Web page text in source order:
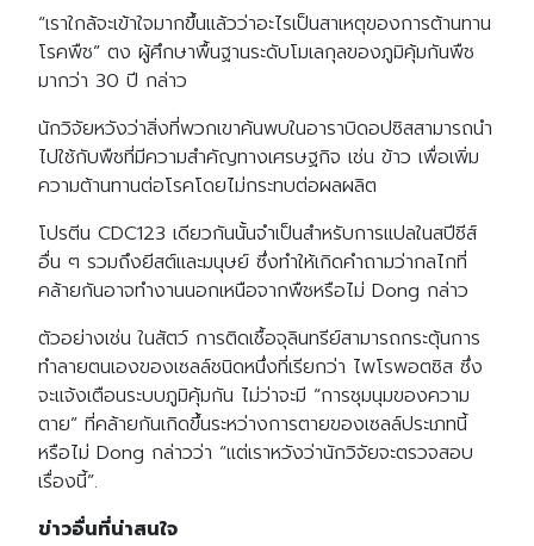
“เราใกล้จะเข้าใจมากขึ้นแล้วว่าอะไรเป็นสาเหตุของการต้านทาน
โรคพืช” ตง ผู้ศึกษาพื้นฐานระดับโมเลกุลของภูมิคุ้มกันพืช
มากว่า 30 ปี กล่าว
นักวิจัยหวังว่าสิ่งที่พวกเขาค้นพบในอาราบิดอปซิสสามารถนำ
ไปใช้กับพืชที่มีความสำคัญทางเศรษฐกิจ เช่น ข้าว เพื่อเพิ่ม
ความต้านทานต่อโรคโดยไม่กระทบต่อผลผลิต
โปรตีน CDC123 เดียวกันนั้นจำเป็นสำหรับการแปลในสปีชีส์
อื่น ๆ รวมถึงยีสต์และมนุษย์ ซึ่งทำให้เกิดคำถามว่ากลไกที่
คล้ายกันอาจทำงานนอกเหนือจากพืชหรือไม่ Dong กล่าว
ตัวอย่างเช่น ในสัตว์ การติดเชื้อจุลินทรีย์สามารถกระตุ้นการ
ทำลายตนเองของเซลล์ชนิดหนึ่งที่เรียกว่า ไพโรพอตซิส ซึ่ง
จะแจ้งเตือนระบบภูมิคุ้มกัน ไม่ว่าจะมี “การชุมนุมของความ
ตาย” ที่คล้ายกันเกิดขึ้นระหว่างการตายของเซลล์ประเภทนี้
หรือไม่ Dong กล่าวว่า “แต่เราหวังว่านักวิจัยจะตรวจสอบ
เรื่องนี้”.
ข่าวอื่นที่น่าสนใจ